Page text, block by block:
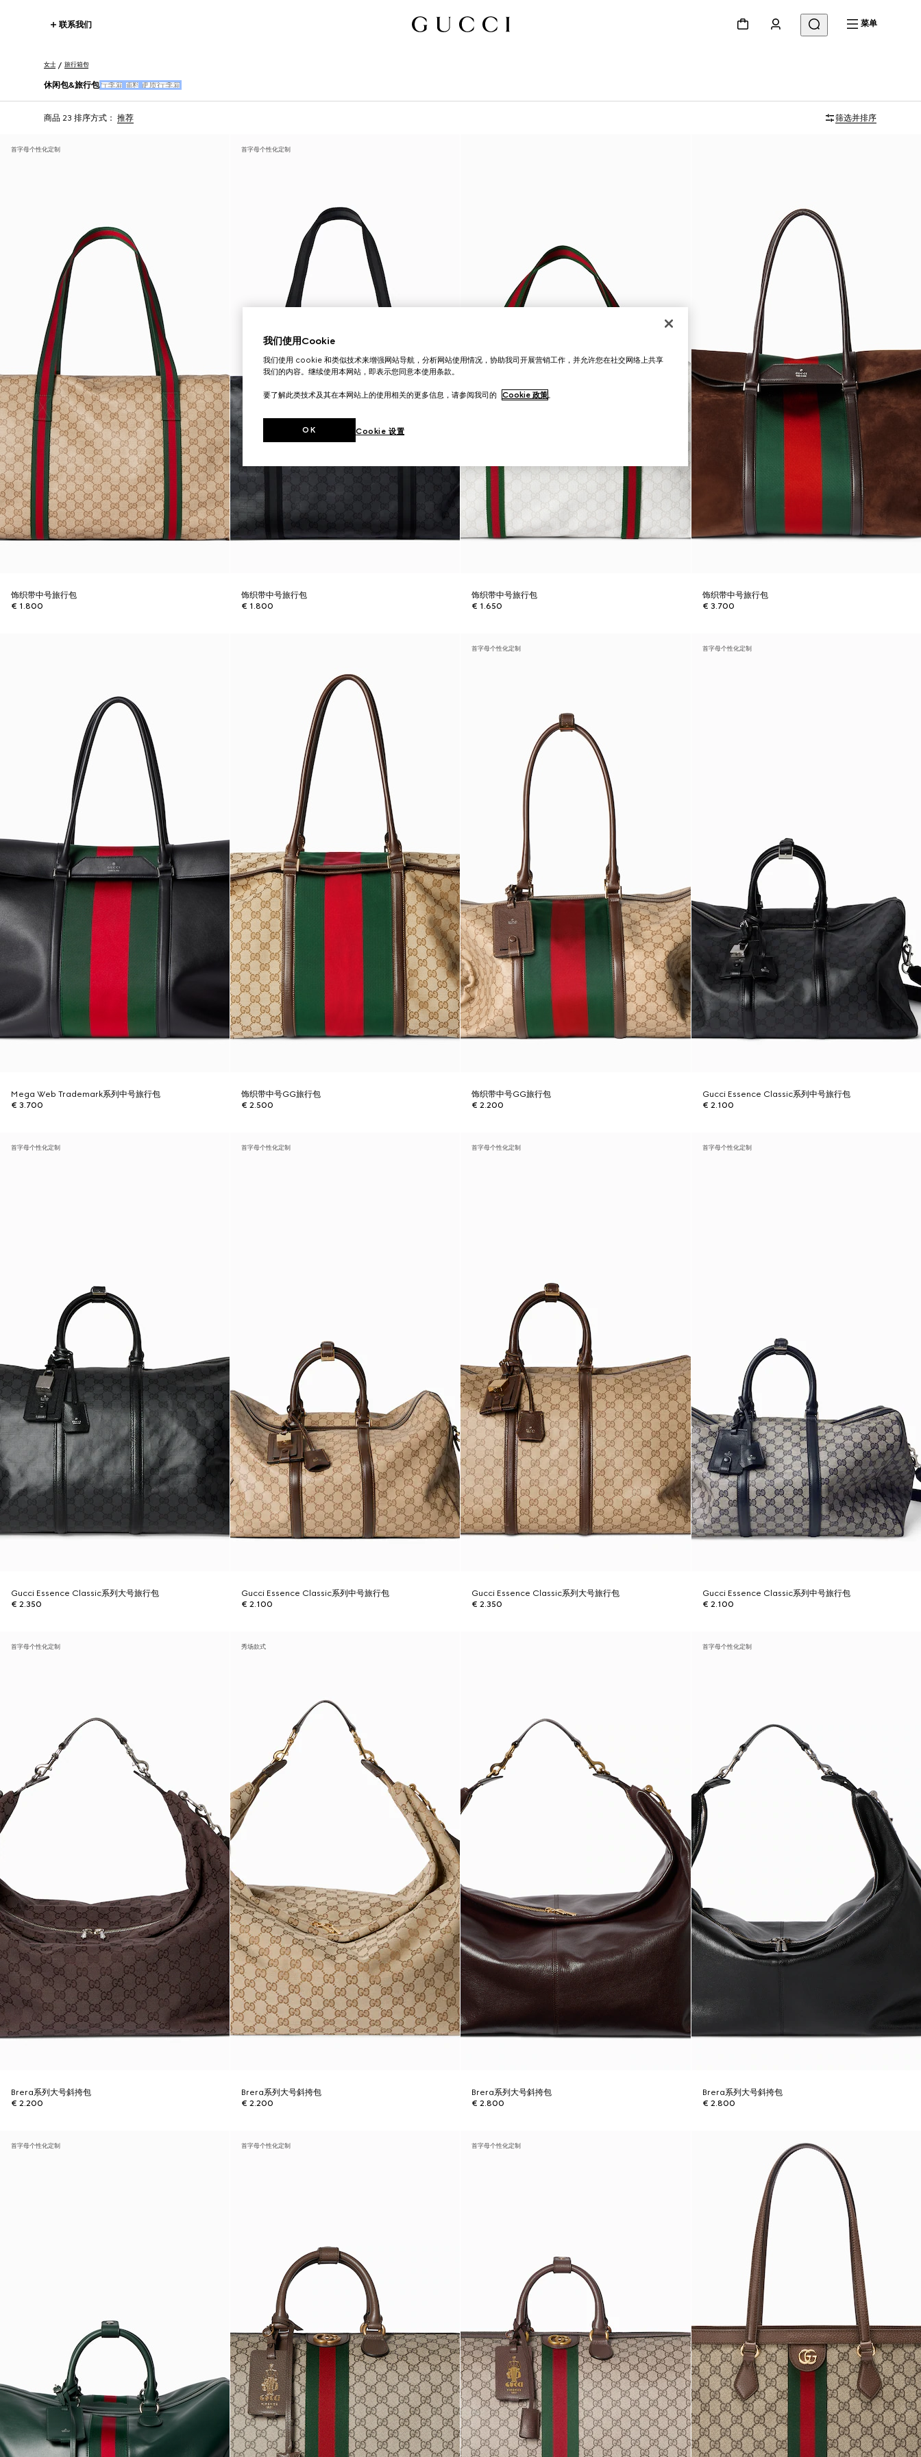
联系我们 菜单
女士 旅行箱包
休闲包&旅行包行李箱 辅料 硬质行李箱
商品 23 排序方式： 推荐 筛选并排序
首字母个性化定制
饰织带中号旅行包
€ 1.800
首字母个性化定制
饰织带中号旅行包
€ 1.800
饰织带中号旅行包
€ 1.650
饰织带中号旅行包
€ 3.700
Mega Web Trademark系列中号旅行包
€ 3.700
饰织带中号GG旅行包
€ 2.500
首字母个性化定制
饰织带中号GG旅行包
€ 2.200
首字母个性化定制
Gucci Essence Classic系列中号旅行包
€ 2.100
首字母个性化定制
Gucci Essence Classic系列大号旅行包
€ 2.350
首字母个性化定制
Gucci Essence Classic系列中号旅行包
€ 2.100
首字母个性化定制
Gucci Essence Classic系列大号旅行包
€ 2.350
首字母个性化定制
Gucci Essence Classic系列中号旅行包
€ 2.100
首字母个性化定制
Brera系列大号斜挎包
€ 2.200
秀场款式
Brera系列大号斜挎包
€ 2.200
Brera系列大号斜挎包
€ 2.800
首字母个性化定制
Brera系列大号斜挎包
€ 2.800
首字母个性化定制 首字母个性化定制 首字母个性化定制
我们使用Cookie
我们使用 cookie 和类似技术来增强网站导航，分析网站使用情况，协助我司开展营销工作，并允许您在社交网络上共享
我们的内容。继续使用本网站，即表示您同意本使用条款。
要了解此类技术及其在本网站上的使用相关的更多信息，请参阅我司的 Cookie 政策。
Cookie 设置
OK